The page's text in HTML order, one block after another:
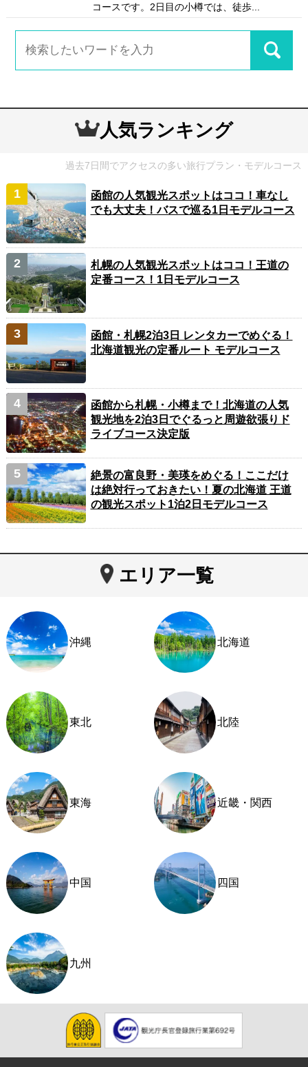
コースです。2日目の小樽では、徒歩...
人気ランキング
過去7日間でアクセスの多い旅行プラン・モデルコース
函館の人気観光スポットはココ！車なし
でも大丈夫！バスで巡る1日モデルコース
札幌の人気観光スポットはココ！王道の
定番コース！1日モデルコース
函館・札幌2泊3日 レンタカーでめぐる！
北海道観光の定番ルート モデルコース
函館から札幌・小樽まで！北海道の人気
観光地を2泊3日でぐるっと周遊欲張りド
ライブコース決定版
絶景の富良野・美瑛をめぐる！ここだけ
は絶対行っておきたい！夏の北海道 王道
の観光スポット1泊2日モデルコース
エリア一覧
沖縄 北海道
東北 北陸
東海 近畿・関西
中国 四国
九州